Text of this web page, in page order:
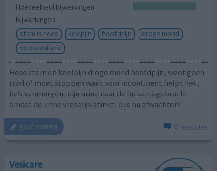
Hoeveelheid bijwerkingen
Bijwerkingen
stem is hees
keelpijn hoofdpijn
droge mond
vermoeidheid
Hese stem en keelpijn droge mond hoofdpijn, weet geen
raad of moet stoppen want voor incontinent helpt het,
heb vanmorgen mijn urine naar de huisarts gebracht
omdat de urine vreselijk stinkt, dus nu afwachten!
geef mening 0 reacties
Vesicare